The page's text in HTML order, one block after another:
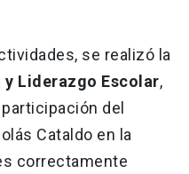
se realizó la
Liderazgo Escolar,
del
Cataldo en la
correctamente